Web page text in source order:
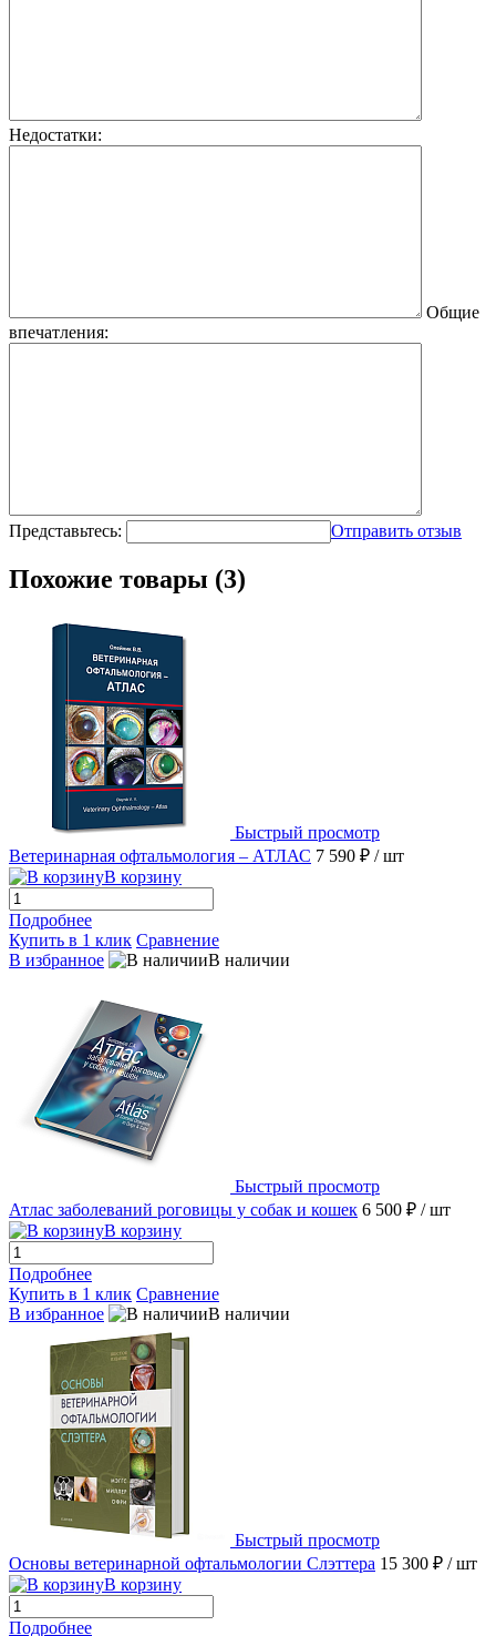
Недостатки:
Общие
впечатления:
Представьтесь: Отправить отзыв
Похожие товары (3)
Быстрый просмотр
Ветеринарная офтальмология – АТЛАС 7 590 ₽ / шт
В корзину
Подробнее
Купить в 1 клик Сравнение
В избранное
В наличии
Быстрый просмотр
Атлас заболеваний роговицы у собак и кошек 6 500 ₽ / шт
В корзину
Подробнее
Купить в 1 клик Сравнение
В избранное
В наличии
Быстрый просмотр
Основы ветеринарной офтальмологии Слэттера 15 300 ₽ / шт
В корзину
Подробнее